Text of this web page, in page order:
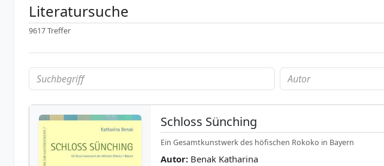
Literatursuche
9617 Treffer
Schloss Sünching
Ein Gesamtkunstwerk des höfischen Rokoko in Bayern
Autor: Benak Katharina